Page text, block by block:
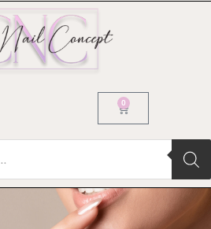
0